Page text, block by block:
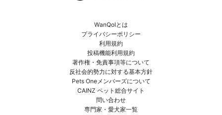
WanQolとは
プライバシーポリシー
利用規約
投稿機能利用規約
著作権・免責事項等について
反社会的勢力に対する基本方針
Pets Oneメンバーズについて
CAINZ ペット総合サイト
問い合わせ
専門家・愛犬家一覧